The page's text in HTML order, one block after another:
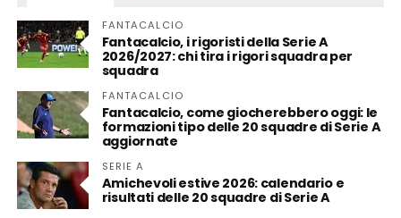
FANTACALCIO
Fantacalcio, i rigoristi della Serie A
2026/2027: chi tira i rigori squadra per
squadra
FANTACALCIO
Fantacalcio, come giocherebbero oggi: le
formazioni tipo delle 20 squadre di Serie A
aggiornate
SERIE A
Amichevoli estive 2026: calendario e
risultati delle 20 squadre di Serie A